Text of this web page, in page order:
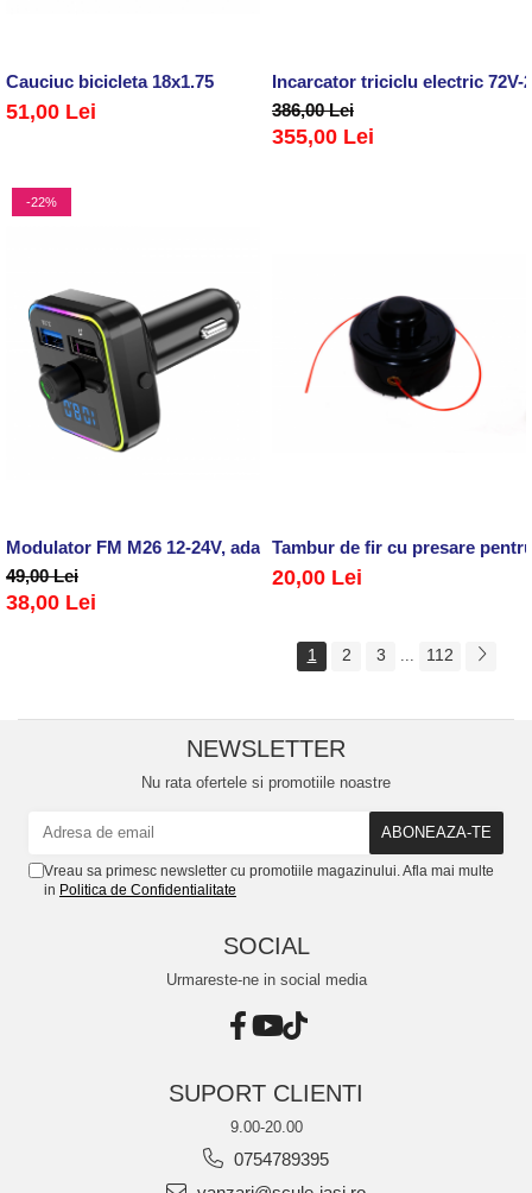
Cauciuc bicicleta 18x1.75
51,00 Lei
Incarcator triciclu electric 72V-
386,00 Lei
355,00 Lei
-22%
Modulator FM M26 12-24V, adaptor bluetooth
49,00 Lei
38,00 Lei
Tambur de fir cu presare
20,00 Lei
1 2 3 112
NEWSLETTER
Nu rata ofertele si promotiile noastre
Vreau sa primesc newsletter cu promotiile magazinului. Afla mai multe
in Politica de Confidentialitate
SOCIAL
Urmareste-ne in social media
SUPORT CLIENTI
9.00-20.00
0754789395